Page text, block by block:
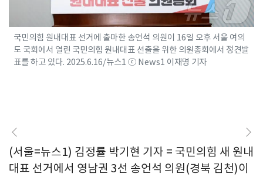
국민의힘 원내대표 선거에 출마한 송언석 의원이 16일 오후 서울 여의
도 국회에서 열린 국민의힘 원내대표 선출을 위한 의원총회에서 정견발
표를 하고 있다. 2025.6.16/뉴스1 ⓒ News1 이재명 기자
(서울=뉴스1) 김정률 박기현 기자 = 국민의힘 새 원내
대표 선거에서 영남권 3선 송언석 의원(경북 김천)이